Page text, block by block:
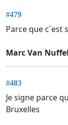
#479
Parce que c´est
Marc Van Nuffel
#483
Je signe parce
Bruxelles